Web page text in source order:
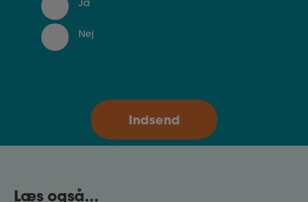
Ja
Nej
Læs også...